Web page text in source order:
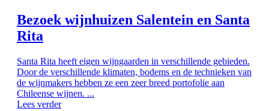
Bezoek wijnhuizen Salentein en Santa
Rita
Santa Rita heeft eigen wijngaarden in verschillende gebieden.
Door de verschillende klimaten, bodems en de technieken van
de wijnmakers hebben ze een zeer breed portofolie aan
Chileense wijnen. ...
Lees verder